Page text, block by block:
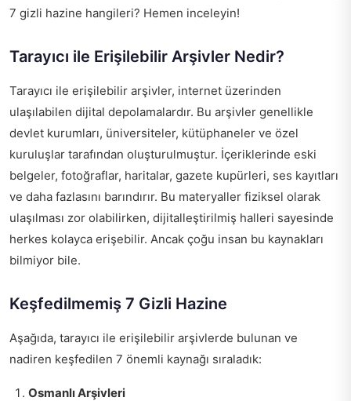
7 gizli hazine hangileri? Hemen inceleyin!
Tarayıcı ile Erişilebilir Arşivler Nedir?
Tarayıcı ile erişilebilir arşivler, internet üzerinden
ulaşılabilen dijital depolamalardır. Bu arşivler genellikle
devlet kurumları, üniversiteler, kütüphaneler ve özel
kuruluşlar tarafından oluşturulmuştur. İçeriklerinde eski
belgeler, fotoğraflar, haritalar, gazete kupürleri, ses kayıtları
ve daha fazlasını barındırır. Bu materyaller fiziksel olarak
ulaşılması zor olabilirken, dijitalleştirilmiş halleri sayesinde
herkes kolayca erişebilir. Ancak çoğu insan bu kaynakları
bilmiyor bile.
Keşfedilmemiş 7 Gizli Hazine
Aşağıda, tarayıcı ile erişilebilir arşivlerde bulunan ve
nadiren keşfedilen 7 önemli kaynağı sıraladık:
Osmanlı Arşivleri